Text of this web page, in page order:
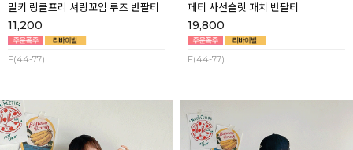
밀키 링클프리 셔링꼬임 루즈 반팔티
11,200
F(44-77)
페티 사선슬릿 패치 반팔티
19,800
F(44-77)